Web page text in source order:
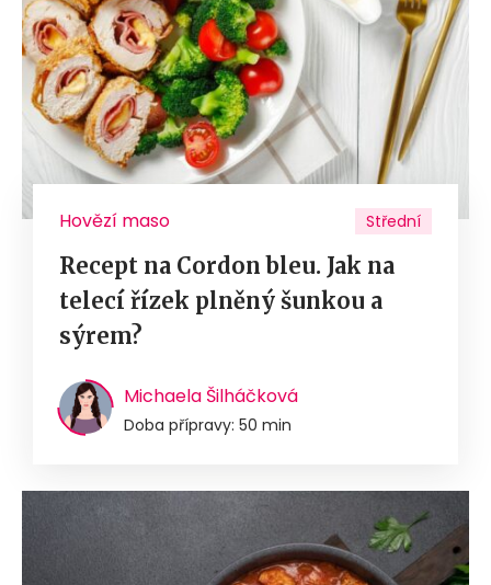
Hovězí maso Střední
Recept na Cordon bleu. Jak na
telecí řízek plněný šunkou a
sýrem?
Michaela Šilháčková
Doba přípravy: 50 min